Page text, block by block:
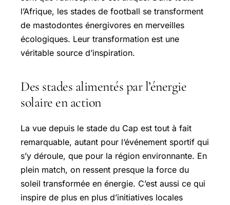
l’Afrique, les stades de football se transforment
de mastodontes énergivores en merveilles
écologiques. Leur transformation est une
véritable source d’inspiration.
Des stades alimentés par l’énergie
solaire en action
La vue depuis le stade du Cap est tout à fait
remarquable, autant pour l’événement sportif qui
s’y déroule, que pour la région environnante. En
plein match, on ressent presque la force du
soleil transformée en énergie. C’est aussi ce qui
inspire de plus en plus d’initiatives locales